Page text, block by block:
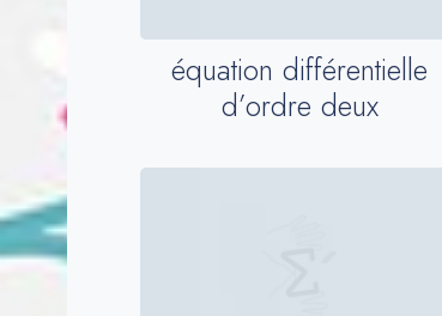
équation différentielle
d’ordre deux